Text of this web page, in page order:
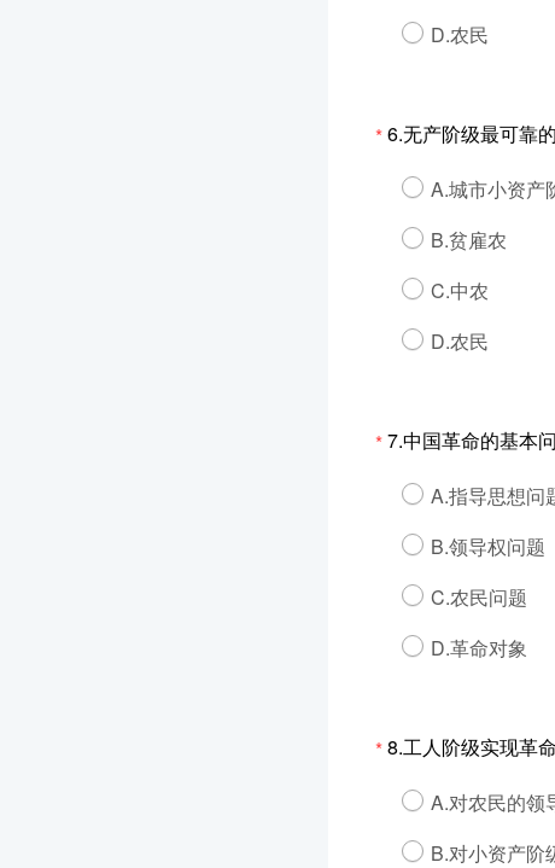
D.农民
*6.无产阶级最可靠
A.城市小资产
B.贫雇农
C.中农
D.农民
*7.中国革命的基本
A.指导思想问
B.领导权问题
C.农民问题
D.革命对象
*8.工人阶级实现革
A.对农民的领
B.对小资产阶